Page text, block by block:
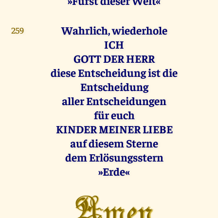
259
Wahrlich, wiederhole
ICH
GOTT DER HERR
diese Entscheidung ist die
Entscheidung
aller Entscheidungen
für euch
KINDER MEINER LIEBE
auf diesem Sterne
dem Erlösungsstern
»Erde«